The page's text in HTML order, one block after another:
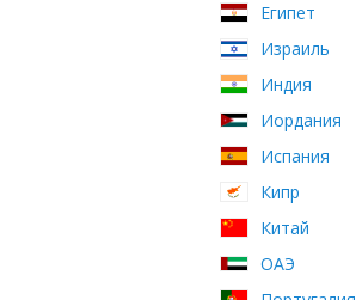
Египет
Израиль
Индия
Иордания
Испания
Кипр
Китай
ОАЭ